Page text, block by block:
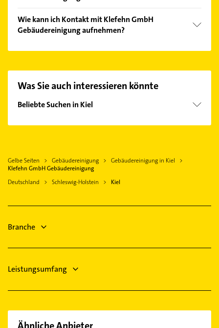
Abschleifen u. versiegeln von Parkett und Dielen,
Appartementreinigung, Bau-Endreinigung,
Wie kann ich Kontakt mit Klefehn GmbH
Gebäudereinigung aufnehmen?
Hier finden Sie alleKontaktdaten
Was Sie auch interessieren könnte
Beliebte Suchen in Kiel
Bestatter
Phoniatrie
Immobilien
Immobilienmakler
Gelbe Seiten Gebäudereinigung
Gebäudereinigung in Kiel
Klefehn GmbH Gebäudereinigung
Deutschland
Schleswig-Holstein Kiel
Branche
Leistungsumfang
Ähnliche Anbieter